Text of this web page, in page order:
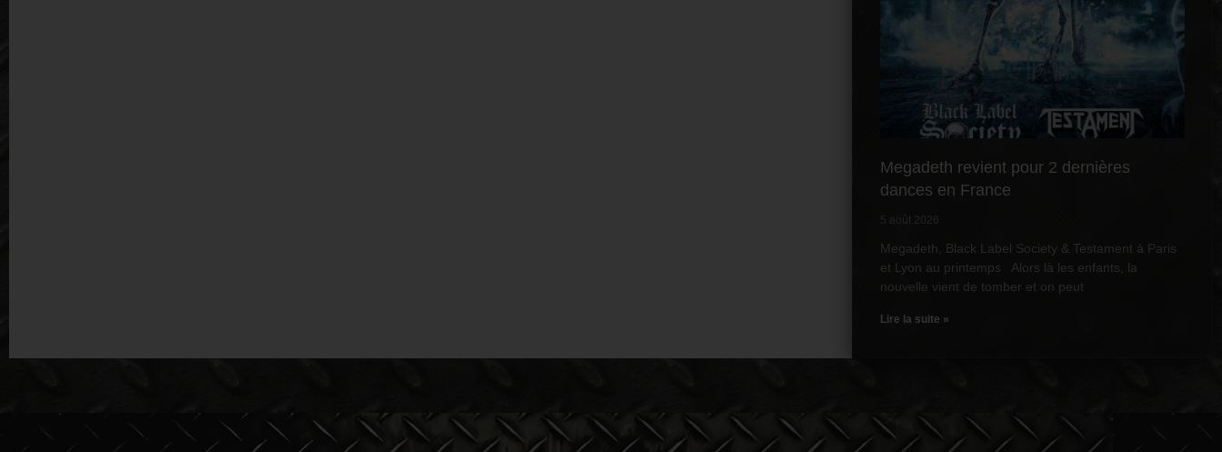
Megadeth revient pour 2 dernières
dances en France
5 août 2026
Megadeth, Black Label Society & Testament à Paris
et Lyon au printemps Alors là les enfants, la
nouvelle vient de tomber et on peut
Lire la suite »